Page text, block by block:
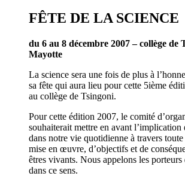
FÊTE DE LA SCIENCE
du 6 au 8 décembre 2007 – collège de
Mayotte
La science sera une fois de plus à
sa fête qui aura lieu pour cette 5ième
au collège de Tsingoni.
Pour cette édition 2007, le comité
souhaiterait mettre en avant l’implication
dans notre vie quotidienne à travers
mise en œuvre, d’objectifs et de
êtres vivants. Nous appelons les porteurs
dans ce sens.